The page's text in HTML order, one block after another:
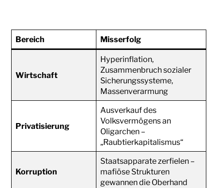
Bereich Misserfolg
Wirtschaft
Hyperinflation,
Zusammenbruch sozialer
Sicherungssysteme,
Massenverarmung
Privatisierung
Ausverkauf des
Volksvermögens an
Oligarchen –
„Raubtierkapitalismus“
Korruption
Staatsapparate zerfielen –
mafiöse Strukturen
gewannen die Oberhand